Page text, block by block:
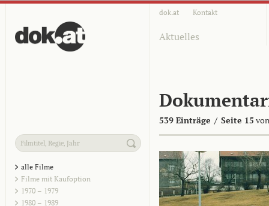
dok.at Kontakt
Aktuelles
539 Einträge / Seite 15
alle Filme
Filme mit Kaufoption
1970 – 1979
1980 – 1989